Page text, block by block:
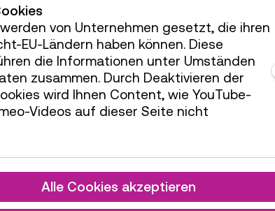
des
akzeptiert
Film- und
Ein
oder
von Unternehmen gesetzt, die ihren
EU-Ländern haben können. Diese
die Informationen unter Umständen
zusammen. Durch Deaktivieren der
wird Ihnen Content, wie YouTube-
Videos auf dieser Seite nicht
Alle Cookies akzeptieren